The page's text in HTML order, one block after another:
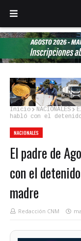
Inicio NACIONALES
habló con el
NACIONALES
El padre de
con el
madre
Redacción CNM